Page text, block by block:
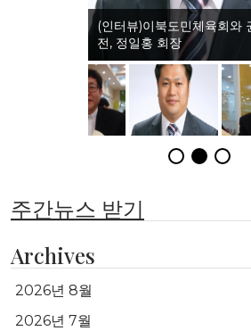
(인터뷰)이북도민체육회와
전, 정일홍 회장
주간뉴스 받기
Archives
2026년 8월
2026년 7월